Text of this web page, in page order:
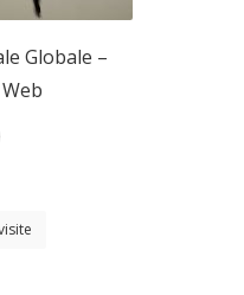
Globale –